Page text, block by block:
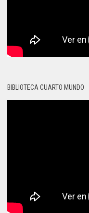
BIBLIOTECA CUARTO MUNDO